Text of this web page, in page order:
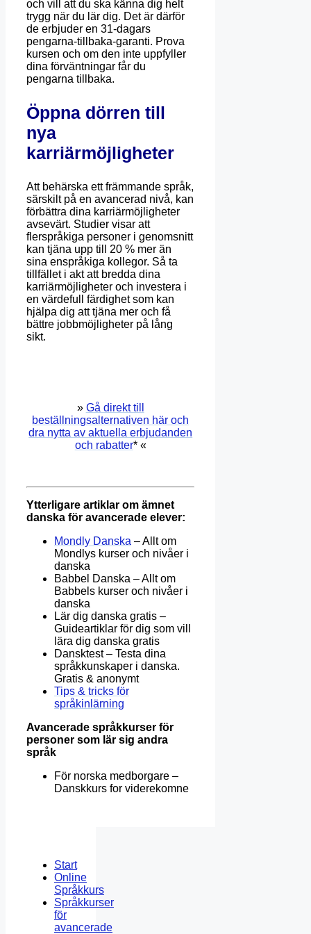
och vill att du ska känna dig helt
trygg när du lär dig. Det är därför
de erbjuder en 31-dagars
pengarna-tillbaka-garanti. Prova
kursen och om den inte uppfyller
dina förväntningar får du
pengarna tillbaka.
Öppna dörren till
nya
karriärmöjligheter
Att behärska ett främmande språk,
särskilt på en avancerad nivå, kan
förbättra dina karriärmöjligheter
avsevärt. Studier visar att
flerspråkiga personer i genomsnitt
kan tjäna upp till 20 % mer än
sina enspråkiga kollegor. Så ta
tillfället i akt att bredda dina
karriärmöjligheter och investera i
en värdefull färdighet som kan
hjälpa dig att tjäna mer och få
bättre jobbmöjligheter på lång
sikt.
» Gå direkt till
beställningsalternativen här och
dra nytta av aktuella erbjudanden
och rabatter* «
Ytterligare artiklar om ämnet
danska för avancerade elever:
Mondly Danska – Allt om
Mondlys kurser och nivåer i
danska
Babbel Danska – Allt om
Babbels kurser och nivåer i
danska
Lär dig danska gratis –
Guideartiklar för dig som vill
lära dig danska gratis
Dansktest – Testa dina
språkkunskaper i danska.
Gratis & anonymt
Tips & tricks för
språkinlärning
Avancerade språkkurser för
personer som lär sig andra
språk
För norska medborgare –
Danskkurs for viderekomne
Start
Online
Språkkurs
Språkkurser
för
avancerade